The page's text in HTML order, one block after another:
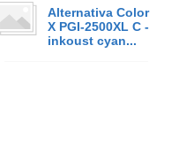
Alternativa Color
X PGI-2500XL C -
inkoust cyan...